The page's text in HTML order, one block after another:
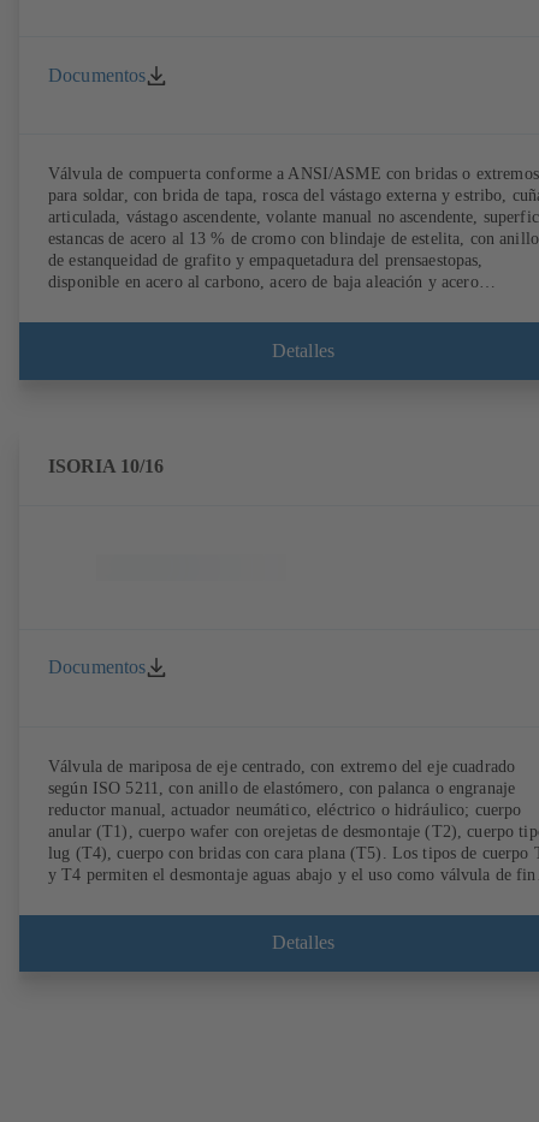
Documentos
Válvula de compuerta conforme a ANSI/ASME con bridas o extremos
para soldar, con brida de tapa, rosca del vástago externa y estribo,
articulada, vástago ascendente, volante manual no ascendente,
estancas de acero al 13 % de cromo con blindaje de estelita, con anillo
de estanqueidad de grafito y empaquetadura del prensaestopas,
disponible en acero al carbono, acero de baja aleación y acero
Detalles
ISORIA 10/16
Documentos
Válvula de mariposa de eje centrado, con extremo del eje cuadrado
según ISO 5211, con anillo de elastómero, con palanca o engranaje
reductor manual, actuador neumático, eléctrico o hidráulico; cuerpo
anular (T1), cuerpo wafer con orejetas de desmontaje (T2), cuerpo
lug (T4), cuerpo con bridas con cara plana (T5). Los tipos de cuerpo
y T4 permiten el desmontaje aguas abajo y el uso como válvula de
Detalles